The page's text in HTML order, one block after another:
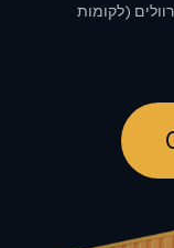
(לקומות